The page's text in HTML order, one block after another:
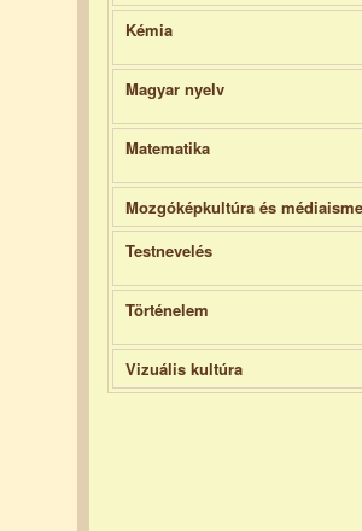
Kémia
Magyar nyelv
Matematika
Mozgóképkultúra és
Testnevelés
Történelem
Vizuális kultúra